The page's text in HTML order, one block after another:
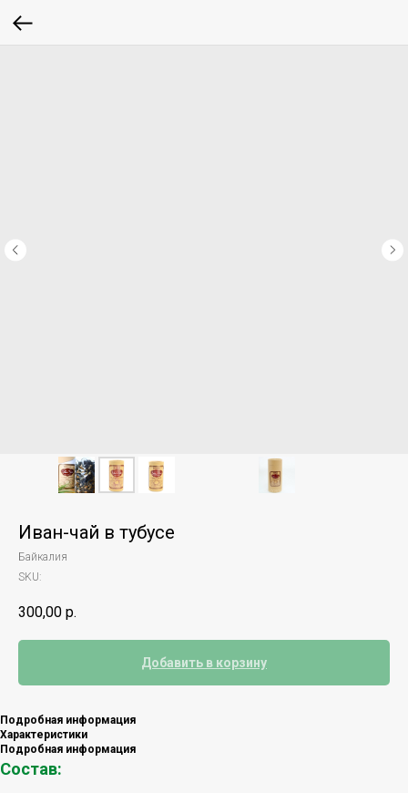
Иван-чай в тубусе
Байкалия
SKU:
300,00 р.
Добавить в корзину
Подробная информация
Характеристики
Подробная информация
Состав: